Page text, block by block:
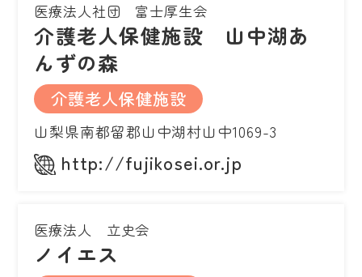
医療法人社団 富士厚生会
介護老人保健施設 山中湖あ
んずの森
介護老人保健施設
山梨県南都留郡山中湖村山中1069-3
http://fujikosei.or.jp
医療法人 立史会
ノイエス